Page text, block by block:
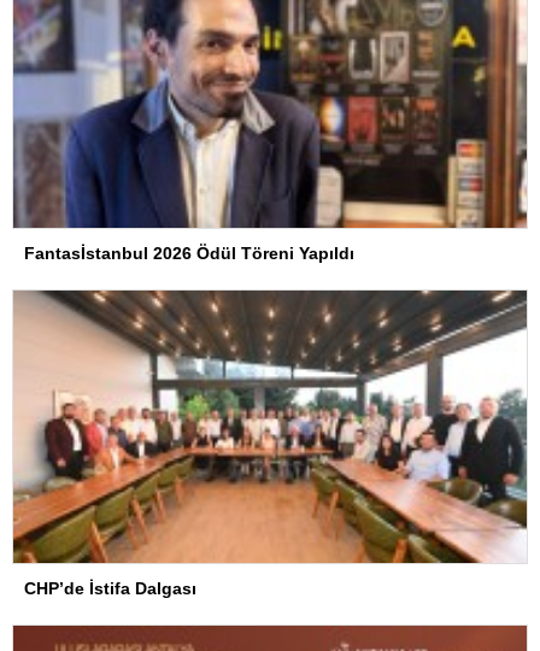
Fantasİstanbul 2026 Ödül Töreni Yapıldı
CHP’de İstifa Dalgası